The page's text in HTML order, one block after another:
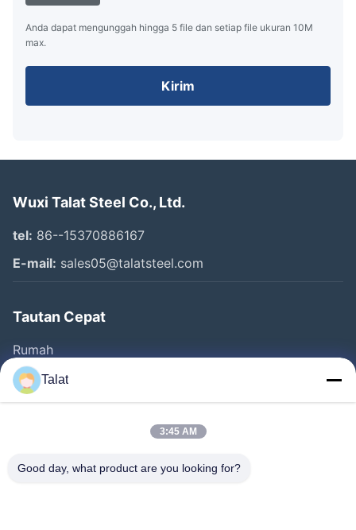
Anda dapat mengunggah hingga 5 file dan setiap file ukuran 10M
max.
Kirim
Wuxi Talat Steel Co., Ltd.
tel: 86--15370886167
E-mail: sales05@talatsteel.com
Tautan Cepat
Rumah
Produk
Tentang Kita
Kontrol Kualitas
Talat
3:45 AM
Good day, what product are you looking for?